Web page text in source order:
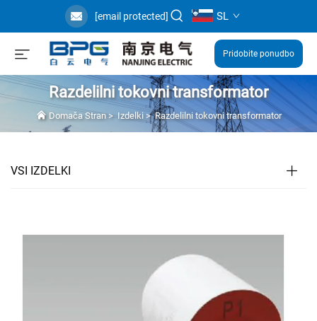
[email protected] SL
Pridobite ponudbo
Razdelilni tokovni transformator
Domača Stran> Izdelki >Razdelilni tokovni transformator
VSI IZDELKI